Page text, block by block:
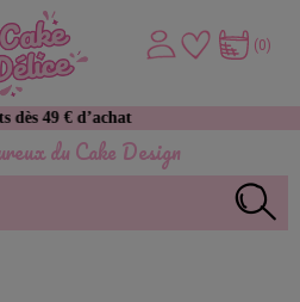
du Cake Design
€ d’achat
(0)